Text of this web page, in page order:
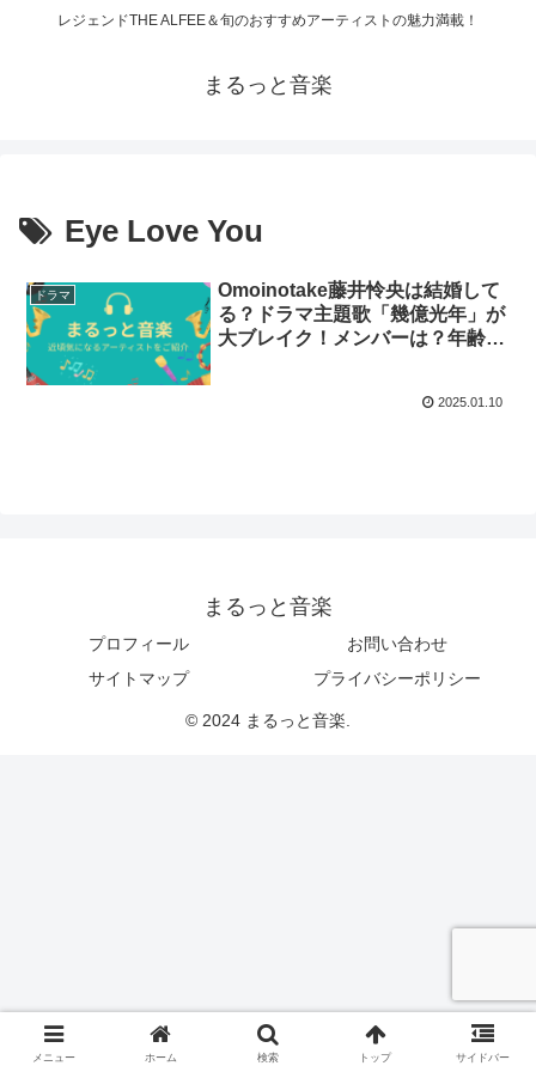
レジェンドTHE ALFEE＆旬のおすすめアーティストの魅力満載！
まるっと音楽
Eye Love You
ドラマ
Omoinotake藤井怜央は結婚して
る？ドラマ主題歌「幾億光年」が
大ブレイク！メンバーは？年齢
2025.01.10
まるっと音楽
プロフィール
お問い合わせ
サイトマップ
プライバシーポリシー
© 2024 まるっと音楽.
メニュー ホーム 検索 トップ サイドバー